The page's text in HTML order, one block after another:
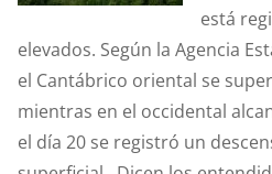
está
elevados. Según la Agencia
el Cantábrico oriental se
mientras en el occidental
el día 20 se registró un